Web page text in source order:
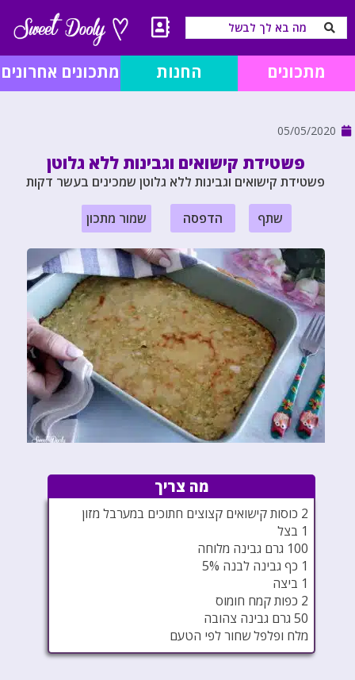
מתכונים החנות מתכונים אחרונים
05/05/2020
פשטידת קישואים וגבינות ללא גלוטן
פשטידת קישואים וגבינות ללא גלוטן שמכינים בעשר דקות
שתף הדפסה שמור מתכון
מה צריך
2 כוסות קישואים קצוצים חתוכים במערבל מזון
1 בצל
100 גרם גבינה מלוחה
1 כף גבינה לבנה 5%
1 ביצה
2 כפות קמח חומוס
50 גרם גבינה צהובה
מלח ופלפל שחור לפי הטעם